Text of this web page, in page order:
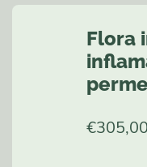
Flora
€305,00